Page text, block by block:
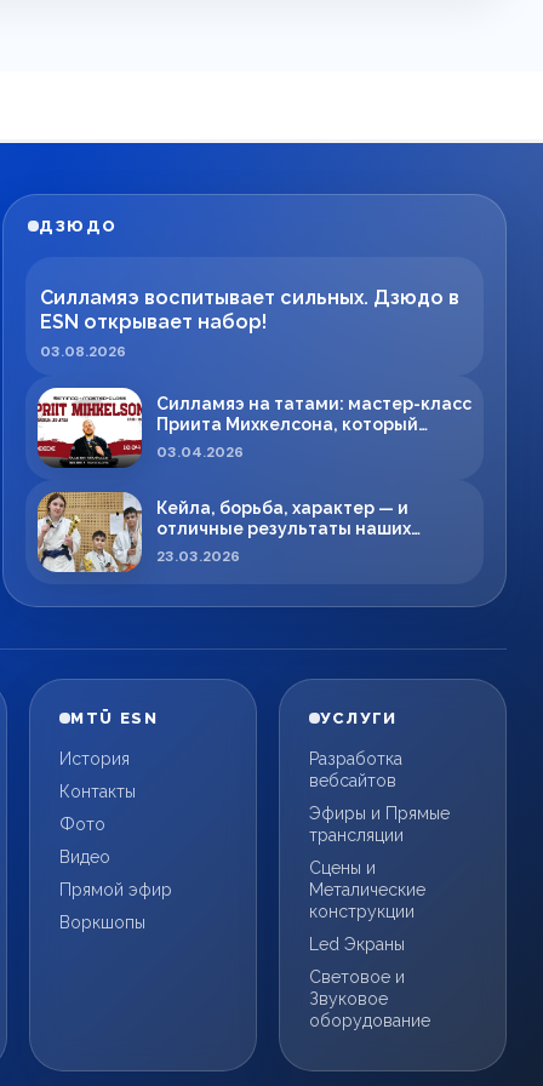
ДЗЮДО
Силламяэ воспитывает сильных. Дзюдо в
ESN открывает набор!
03.08.2026
Силламяэ на татами: мастер-класс
Приита Михкелсона, который
меняет правила игры в регионе
03.04.2026
Кейла, борьба, характер — и
отличные результаты наших
спортсменов!
23.03.2026
MTÜ ESN
История
Контакты
Фото
Видео
Прямой эфир
Воркшопы
УСЛУГИ
Разработка
вебсайтов
Эфиры и Прямые
трансляции
Сцены и
Металические
конструкции
Led Экраны
Световое и
Звуковое
оборудование